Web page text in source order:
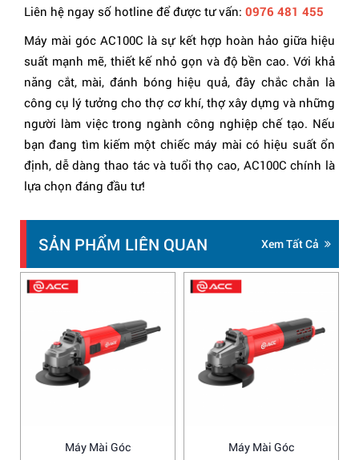
Liên hệ ngay số hotline để được tư vấn: 0976 481 455
Máy mài góc AC100C là sự kết hợp hoàn hảo giữa hiệu
suất mạnh mẽ, thiết kế nhỏ gọn và độ bền cao. Với khả
năng cắt, mài, đánh bóng hiệu quả, đây chắc chắn là
công cụ lý tưởng cho thợ cơ khí, thợ xây dựng và những
người làm việc trong ngành công nghiệp chế tạo. Nếu
bạn đang tìm kiếm một chiếc máy mài có hiệu suất ổn
định, dễ dàng thao tác và tuổi thọ cao, AC100C chính là
lựa chọn đáng đầu tư!
SẢN PHẨM LIÊN QUAN Xem Tất Cả
Máy Mài Góc
Máy Mài Góc